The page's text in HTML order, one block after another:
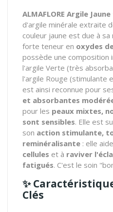
ALMAFLORE Argile
d'argile minérale extraite
couleur jaune est due à sa
forte teneur en oxydes
possède une composition
l'argile Verte (très
l'argile Rouge (stimulante
est ainsi reconnue pour
et absorbantes
pour les peaux mixtes,
sont sensibles. Elle est
son action stimulante,
reminéralisante : elle
cellules et à raviver
fatigués. C'est le soin
✨
Clés